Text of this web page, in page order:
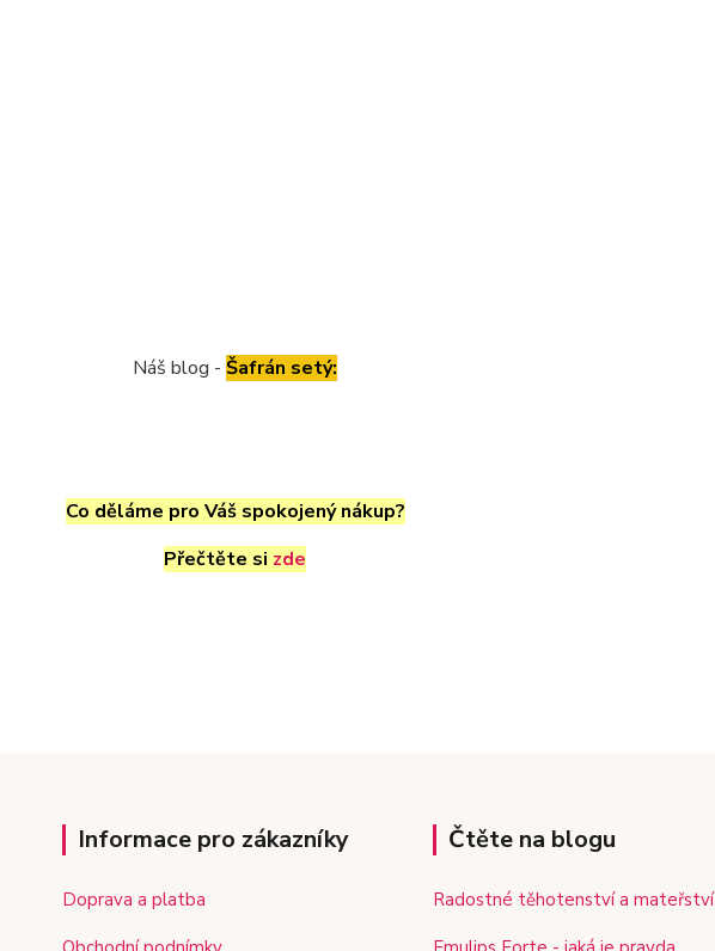
Náš blog -Šafrán setý:
Co děláme pro Váš spokojený nákup?
Přečtěte si zde
Informace pro zákazníky
Doprava a platba
Čtěte na blogu
Radostné těhotenství a mateřství